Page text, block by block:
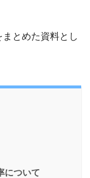
とめた資料とし
について